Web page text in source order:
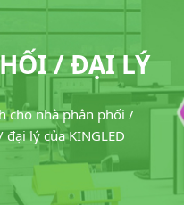
/ ĐẠI LÝ
cho nhà phân phối /
lý của KINGLED